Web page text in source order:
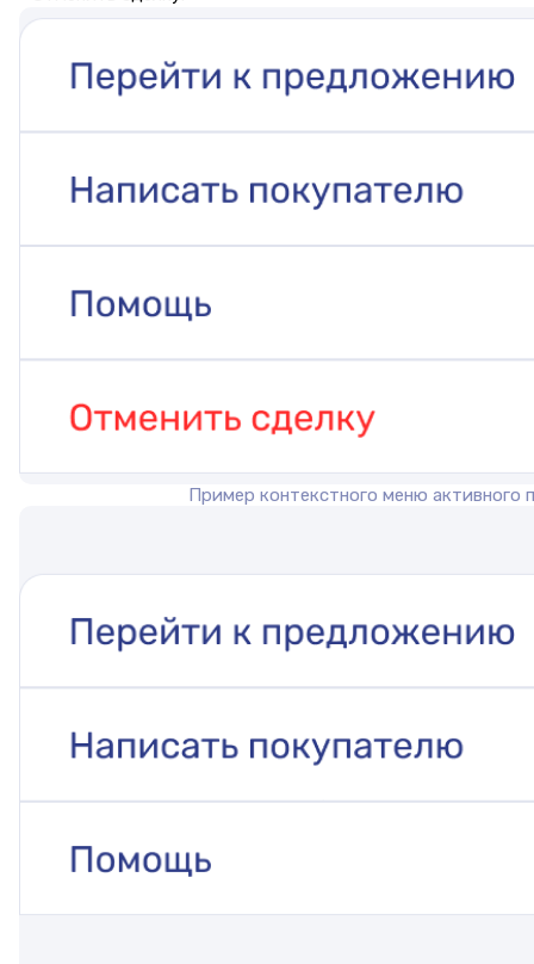
Пример контекстного меню активного